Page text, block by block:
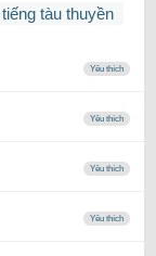
tiếng tàu thuyền
Yêu thích
Yêu thích
Yêu thích
Yêu thích